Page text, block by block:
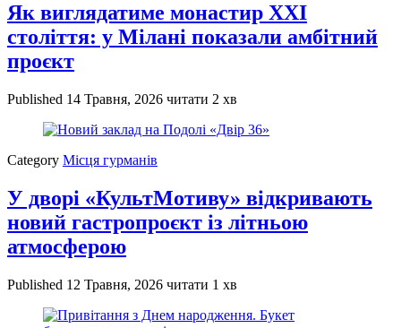
Як виглядатиме монастир XXI
століття: у Мілані показали амбітний
проєкт
Published 14 Травня, 2026 читати 2 хв
Category Місця гурманів
У дворі «КультМотиву» відкривають
новий гастропроєкт із літньою
атмосферою
Published 12 Травня, 2026 читати 1 хв